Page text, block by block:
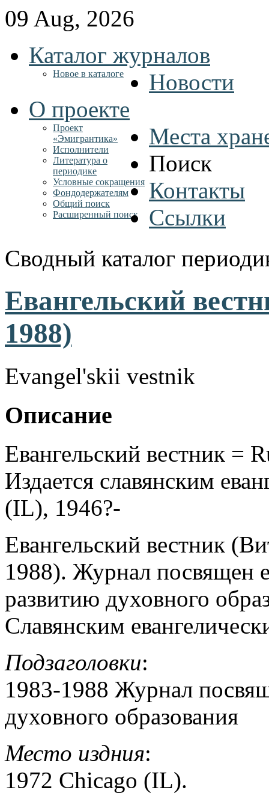
09 Aug, 2026
Каталог журналов
Новое в каталоге
Новости
О проекте
Проект
«Эмигрантика»
Исполнители
Литература о
периодике
Условные сокращения
Фондодержателям
Места
Поиск
Общий поиск
Расширенный поиск
Контакты
Ссылки
Сводный каталог
Евангельский
1988)
Evangel'skii vestnik
Описание
Евангельский вестник =
Издается славянским
(IL), 1946?-
Евангельский вестник
1988). Журнал посвящен
развитию духовного
Славянским
Подзаголовки:
1983-1988 Журнал
духовного образования
Место издния:
1972 Chicago (IL).